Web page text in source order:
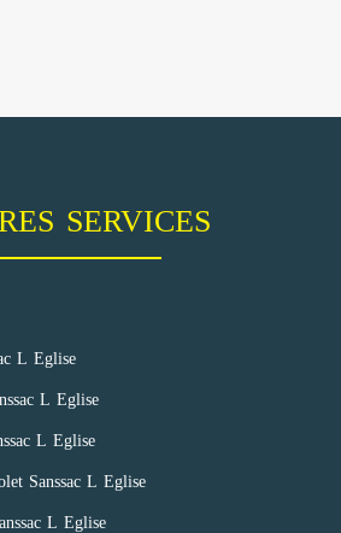
SERVICES
L Eglise
L Eglise
L Eglise
Sanssac L Eglise
L Eglise